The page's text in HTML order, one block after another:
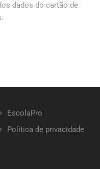
dados do cartão de
EscolaPro
Política de privacidade